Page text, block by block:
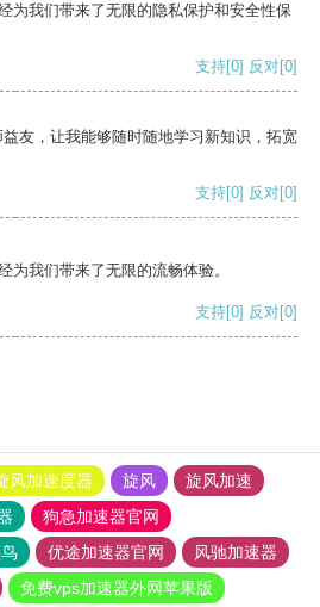
为我们带来了无限的隐私保护和安全性保
支持[0] 反对[0]
友，让我能够随时随地学习新知识，拓宽
支持[0] 反对[0]
为我们带来了无限的流畅体验。
支持[0] 反对[0]
风加速度器 旋风
旋风加速
狗急加速器官网
优途加速器官网
风驰加速器
免费vps加速器外网苹果版